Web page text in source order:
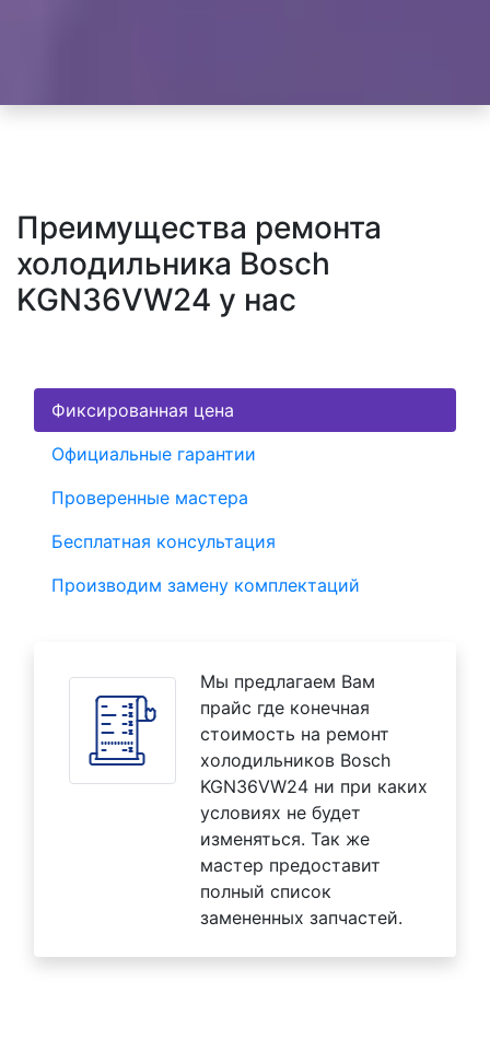
Преимущества ремонта
холодильника Bosch
KGN36VW24 у нас
Фиксированная цена
Официальные гарантии
Проверенные мастера
Бесплатная консультация
Производим замену комплектаций
Мы предлагаем Вам
прайс где конечная
стоимость на ремонт
холодильников Bosch
KGN36VW24 ни при каких
условиях не будет
изменяться. Так же
мастер предоставит
полный список
замененных запчастей.